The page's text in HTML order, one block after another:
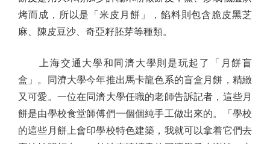
烤而成，所以是「米皮月餅」，餡料則包含脆皮黑芝
麻、陳皮豆沙、奇亞籽胚芽等種類。
上海交通大學和同濟大學則是玩起了「月餅盲
盒」。同濟大學今年推出馬卡龍色系的盲盒月餅，精緻
又可愛。一位在同濟大學任職的老師告訴記者，這些月
餅是由學校食堂師傅們一個個純手工做出來的。「學校
的這些月餅上會印學校特色建築，我就可以拿着它們去